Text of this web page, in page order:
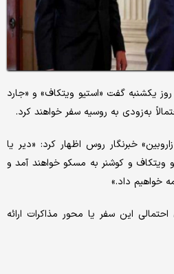
یکشنبه گفت «استیو ویتکاف» و «جارد
به‌زودی به روسیه سفر خواهند کرد.
خبرنگار روس اظهار کرد: «دیر یا
ویتکاف و کوشنر به مسکو خواهند آمد و
خواهیم داد.»
این سفر یا محور مذاکرات ارائه